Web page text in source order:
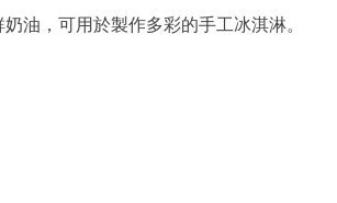
油，可用於製作多彩的手工冰淇淋。